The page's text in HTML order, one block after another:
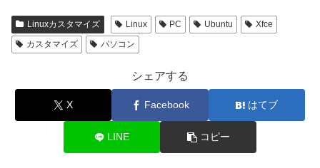
Linuxカスタマイズ Linux PC Ubuntu
Xfce
カスタマイズ
パソコン
シェアする
X Facebook はてブ
LINE コピー